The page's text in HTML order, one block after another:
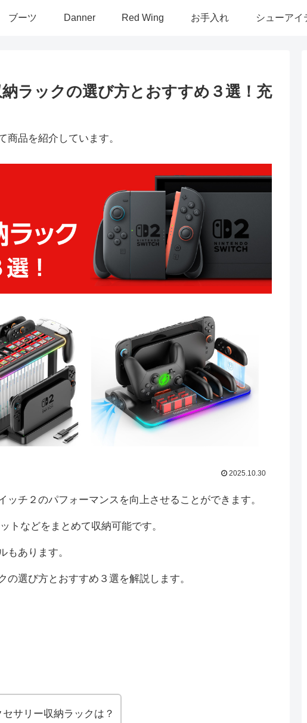
ブーツ Danner Red Wing お手入れ シューアイ
ラックの選び方とおすすめ３選！充
品を紹介しています。
2025.10.30
チ２のパフォーマンスを向上させることができます。
トなどをまとめて収納可能です。
もあります。
選び方とおすすめ３選を解説します。
サリー収納ラックは？